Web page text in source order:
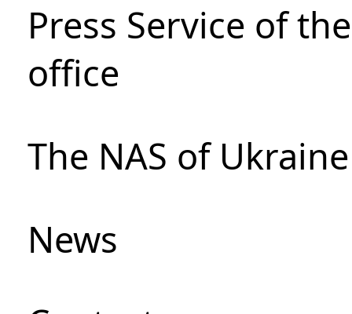
Press Service of
office
The NAS of
News